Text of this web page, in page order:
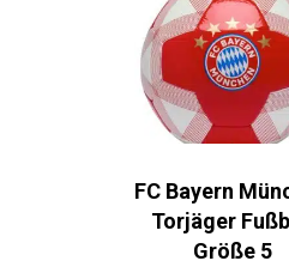
FC Bayern
München